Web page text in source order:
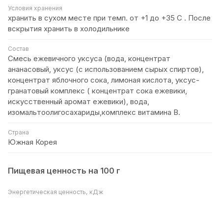
Условия хранения
хранить в сухом месте при темп. от +1 до +35 С . После
вскрытия хранить в холодильнике
Состав
Смесь ежевичного уксуса (вода, концентрат
ананасовый, уксус (с использованием сырых спиртов),
концентрат яблочного сока, лимоная кислота, уксус-
гранатовый комплекс ( концентрат сока ежевики,
искусственный аромат ежевики), вода,
изомальтоолигосахариды,комплекс витамина В.
Страна
Южная Корея
Пищевая ценность на 100 г
Энергетическая ценность, кДж